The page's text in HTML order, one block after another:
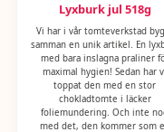
spirulina, svarta vinbär,
(karnaubavax, kokosolja,
Näringsvärde per 100g:
7,9g, Varav mättat fett 5g,
3,2g, Salt 0,21g
Lyxburk jul 518g
Vi har i vår tomteverkstad
samman en unik artikel. En
med bara inslagna praliner
maximal hygien! Sedan har
toppat den med en stor
chokladtomte i läcker
foliemundering. Och inte
med det, den kommer som